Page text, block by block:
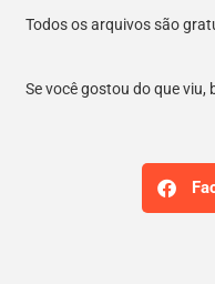
Todos os arquivos são
Se você gostou do que